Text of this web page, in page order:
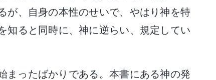
が、自身の本性のせいで、やはり神を特
知ると同時に、神に逆らい、規定してい
まったばかりである。本書にある神の発